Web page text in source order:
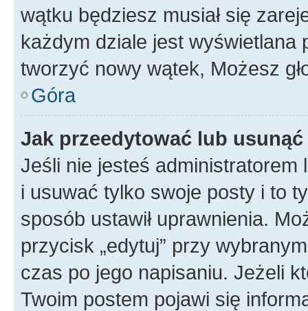
wątku będziesz musiał się
każdym dziale jest wyświetlana
tworzyć nowy wątek, Możesz
Góra
Jak przeedytować lub
Jeśli nie jesteś
i usuwać tylko swoje posty i to
sposób ustawił uprawnienia.
przycisk „edytuj” przy
czas po jego napisaniu. Jeżeli
Twoim postem pojawi się